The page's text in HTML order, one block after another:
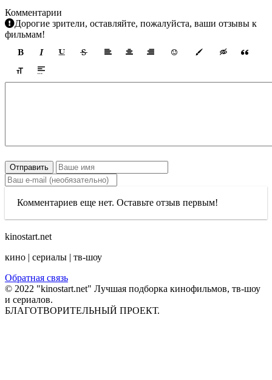
Комментарии
Дорогие зрители, оставляйте, пожалуйста, ваши отзывы к
фильмам!
Отправить
Комментариев еще нет. Оставьте отзыв первым!
kinostart.net
кино | сериалы | тв-шоу
Обратная связь
© 2022 "kinostart.net" Лучшая подборка кинофильмов, тв-шоу
и сериалов.
БЛАГОТВОРИТЕЛЬНЫЙ ПРОЕКТ.